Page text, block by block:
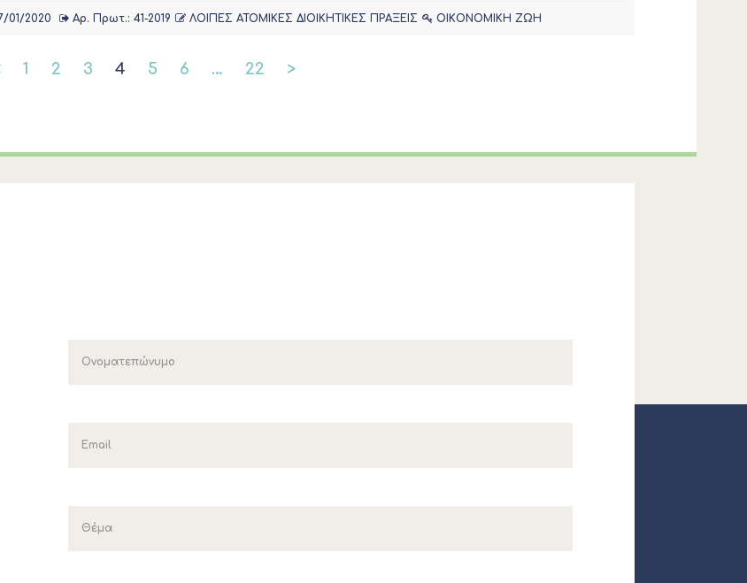
01/2020 Αρ. Πρωτ.: 41-2019 ΛΟΙΠΕΣ ΑΤΟΜΙΚΕΣ ΔΙΟΙΚΗΤΙΚΕΣ ΠΡΑΞΕΙΣ ΟΙΚΟΝΟΜΙΚΗ ΖΩΗ
1 2 3 4 5 6 … 22 >